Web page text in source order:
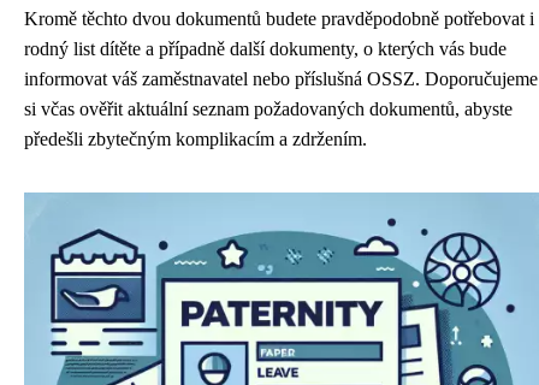
Kromě těchto dvou dokumentů budete pravděpodobně potřebovat i
rodný list dítěte a případně další dokumenty, o kterých vás bude
informovat váš zaměstnavatel nebo příslušná OSSZ. Doporučujeme
si včas ověřit aktuální seznam požadovaných dokumentů, abyste
předešli zbytečným komplikacím a zdržením.